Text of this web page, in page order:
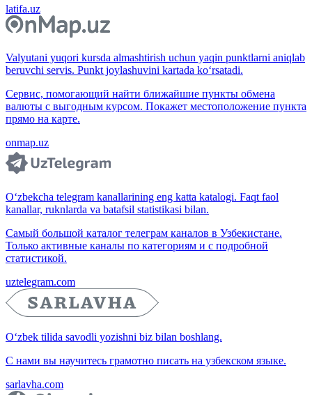
latifa.uz
Valyutani yuqori kursda almashtirish uchun yaqin punktlarni aniqlab
beruvchi servis. Punkt joylashuvini kartada ko‘rsatadi.
Сервис, помогающий найти ближайшие пункты обмена
валюты с выгодным курсом. Покажет местоположение пункта
прямо на карте.
onmap.uz
O‘zbekcha telegram kanallarining eng katta katalogi. Faqt faol
kanallar, ruknlarda va batafsil statistikasi bilan.
Самый большой каталог телеграм каналов в Узбекистане.
Только активные каналы по категориям и с подробной
статистикой.
uztelegram.com
O‘zbek tilida savodli yozishni biz bilan boshlang.
С нами вы научитесь грамотно писать на узбекском языке.
sarlavha.com